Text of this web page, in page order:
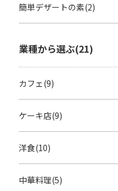
簡単デザートの素(2)
業種から選ぶ(21)
カフェ(9)
ケーキ店(9)
洋食(10)
中華料理(5)